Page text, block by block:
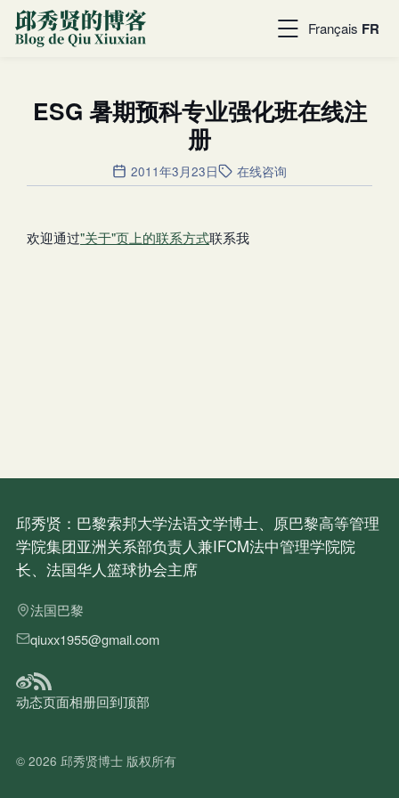
Français FR
ESG 暑期预科专业强化班在线注
册
2011年3月23日 在线咨询
欢迎通过"关于"页上的联系方式联系我
邱秀贤：巴黎索邦大学法语文学博士、原巴黎高等管理
学院集团亚洲关系部负责人兼IFCM法中管理学院院
长、法国华人篮球协会主席
法国巴黎
qiuxx1955@gmail.com
动态页面相册回到顶部
© 2026 邱秀贤博士 版权所有